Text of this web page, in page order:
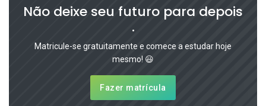
Não deixe seu futuro para depois
.
Matricule-se gratuitamente e comece a estudar hoje
mesmo! 😃
Fazer matrícula